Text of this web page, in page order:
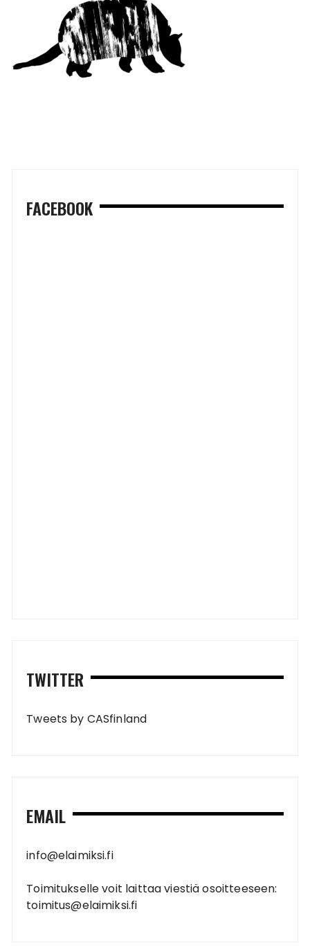
FACEBOOK
TWITTER
Tweets by CASfinland
EMAIL
info@elaimiksi.fi
Toimitukselle voit laittaa viestiä osoitteeseen:
toimitus@elaimiksi.fi